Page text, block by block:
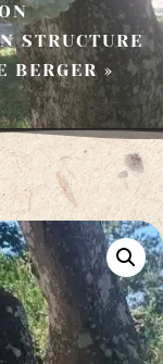
STRUCTURE
BERGER »